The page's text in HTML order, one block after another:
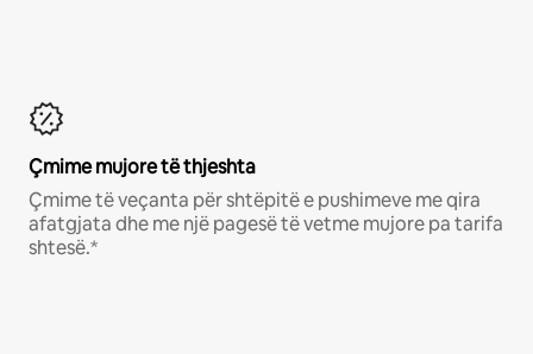
Çmime mujore të thjeshta
Çmime të veçanta për shtëpitë e pushimeve me qira
afatgjata dhe me një pagesë të vetme mujore pa tarifa
shtesë.*